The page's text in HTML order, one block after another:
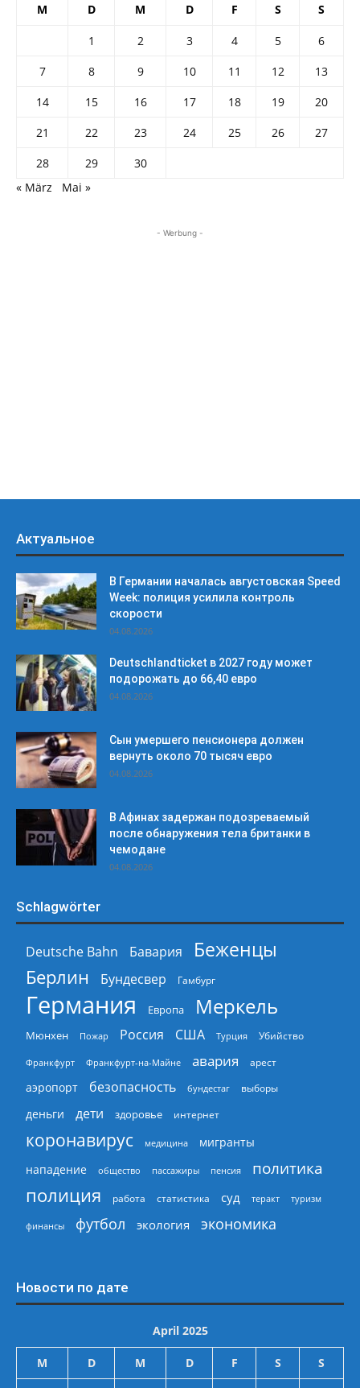
M D M D F S S
1 2 3 4 5
6
7
8 9 10 11 12
13
14
15 16 17 18 19
20
21
22 23 24 25 26
27
28
29
30
« März
Mai »
- Werbung -
Актуальное
В Германии началась августовская Speed
Week: полиция усилила контроль
скорости
04.08.2026
Deutschlandticket в 2027 году может
подорожать до 66,40 евро
04.08.2026
Сын умершего пенсионера должен
вернуть около 70 тысяч евро
04.08.2026
В Афинах задержан подозреваемый
после обнаружения тела британки в
чемодане
04.08.2026
Schlagwörter
Deutsche Bahn Бавария
Беженцы
Берлин
Бундесвер Гамбург
Германия Европа Меркель
Мюнхен Пожар Россия США Турция Убийство
Франкфурт Франкфурт-на-Майне авария арест
аэропорт безопасность бундестаг выборы
деньги дети здоровье интернет
коронавирус медицина
мигранты
нападение
общество пассажиры пенсия политика
полиция работа статистика суд теракт туризм
финансы футбол экология экономика
Новости по дате
April 2025
M D M D F S S